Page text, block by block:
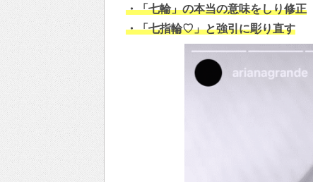
・「七輪」の本当の意味をしり修正
・「七指輪♡」と強引に彫り直す